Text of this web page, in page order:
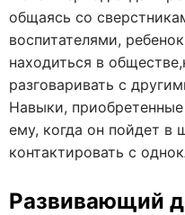
общаясь со
воспитателями,
находиться в
разговаривать с
Навыки,
ему, когда он пойдет в
контактировать с
Развивающий